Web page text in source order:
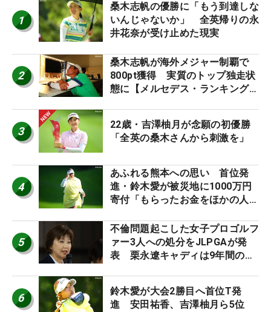
1
桑木志帆の優勝に「もう到達しな
いんじゃないか」 全英帰りの永
井花奈が受け止めた現実
2
桑木志帆が海外メジャー制覇で
800pt獲得 実質のトップ独走状
態に【メルセデス・ランキング番
3
22歳・吉澤柚月が念願の初優勝
「全英の桑木さんから刺激を」
4
あふれる熊本への思い 首位発
進・鈴木愛が被災地に1000万円
寄付「もらったお金をほかの人
5
不倫問題起こした女子プロゴルフ
ァー3人への処分をJLPGAが発
表 栗永遼キャディは9年間の立
6
鈴木愛が大会2勝目へ首位T発
進 安田祐香、吉澤柚月ら5位